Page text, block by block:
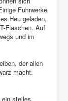
Fuhrwerke
Heu geladen,
Flaschen. Auf
und im
der allen
macht.
ein steiles,